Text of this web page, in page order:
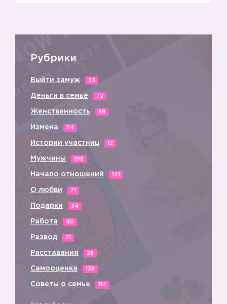
Рубрики
Выйти замуж 33
Деньги в семье 72
Женственность 88
Измена 54
Истории участниц 12
Мужчины 198
Начало отношений 141
О любви 71
Подарки 34
Работа 40
Развод 21
Расставания 28
Самооценка 138
Советы о семье 114